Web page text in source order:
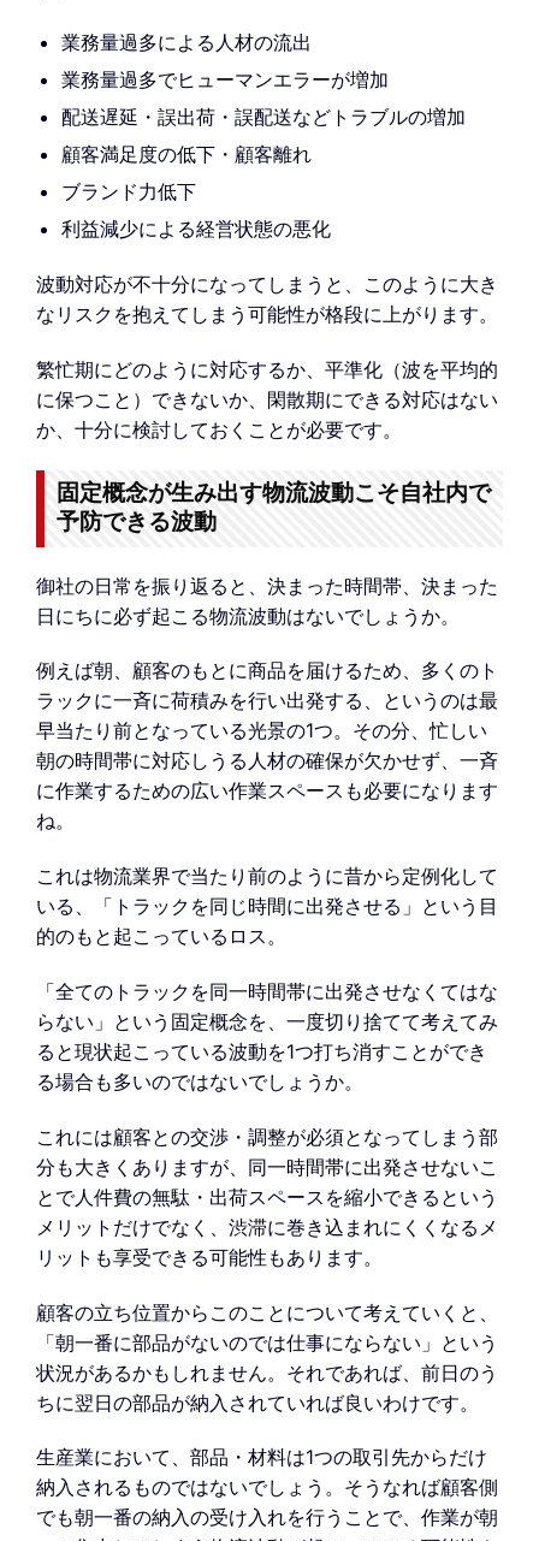
業務量過多による人材の流出
業務量過多でヒューマンエラーが増加
配送遅延・誤出荷・誤配送などトラブルの増加
顧客満足度の低下・顧客離れ
ブランド力低下
利益減少による経営状態の悪化
波動対応が不十分になってしまうと、このように大き
なリスクを抱えてしまう可能性が格段に上がります。
繁忙期にどのように対応するか、平準化（波を平均的
に保つこと）できないか、閑散期にできる対応はない
か、十分に検討しておくことが必要です。
固定概念が生み出す物流波動こそ自社内で
予防できる波動
御社の日常を振り返ると、決まった時間帯、決まった
日にちに必ず起こる物流波動はないでしょうか。
例えば朝、顧客のもとに商品を届けるため、多くのト
ラックに一斉に荷積みを行い出発する、というのは最
早当たり前となっている光景の1つ。その分、忙しい
朝の時間帯に対応しうる人材の確保が欠かせず、一斉
に作業するための広い作業スペースも必要になります
ね。
これは物流業界で当たり前のように昔から定例化して
いる、「トラックを同じ時間に出発させる」という目
的のもと起こっているロス。
「全てのトラックを同一時間帯に出発させなくてはな
らない」という固定概念を、一度切り捨てて考えてみ
ると現状起こっている波動を1つ打ち消すことができ
る場合も多いのではないでしょうか。
これには顧客との交渉・調整が必須となってしまう部
分も大きくありますが、同一時間帯に出発させないこ
とで人件費の無駄・出荷スペースを縮小できるという
メリットだけでなく、渋滞に巻き込まれにくくなるメ
リットも享受できる可能性もあります。
顧客の立ち位置からこのことについて考えていくと、
「朝一番に部品がないのでは仕事にならない」という
状況があるかもしれません。それであれば、前日のう
ちに翌日の部品が納入されていれば良いわけです。
生産業において、部品・材料は1つの取引先からだけ
納入されるものではないでしょう。そうなれば顧客側
でも朝一番の納入の受け入れを行うことで、作業が朝